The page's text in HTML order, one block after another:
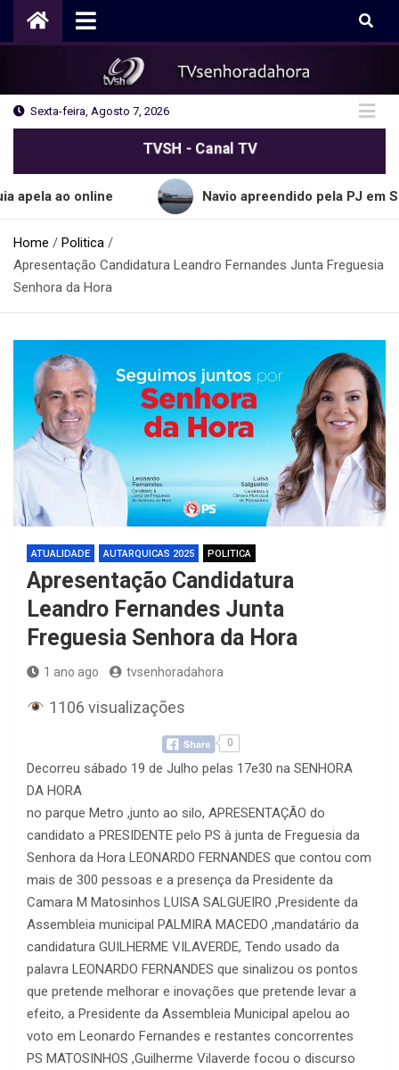
Sexta-feira, Agosto 7, 2026
TVSH - Canal TV
online Navio apreendido pela PJ em Sines
Home
Politica
Apresentação Candidatura Leandro Fernandes Junta Freguesia
Senhora da Hora
ATUALIDADE AUTARQUICAS 2025 POLITICA
Apresentação Candidatura
Leandro Fernandes Junta
Freguesia Senhora da Hora
1 ano ago tvsenhoradahora
1106 visualizações
0
Decorreu sábado 19 de Julho pelas 17e30 na SENHORA
DA HORA
no parque Metro ,junto ao silo, APRESENTAÇÃO do
candidato a PRESIDENTE pelo PS à junta de Freguesia da
Senhora da Hora LEONARDO FERNANDES que contou com
mais de 300 pessoas e a presença da Presidente da
Camara M Matosinhos LUISA SALGUEIRO ,Presidente da
Assembleia municipal PALMIRA MACEDO ,mandatário da
candidatura GUILHERME VILAVERDE, Tendo usado da
palavra LEONARDO FERNANDES que sinalizou os pontos
que pretende melhorar e inovações que pretende levar a
efeito, a Presidente da Assembleia Municipal apelou ao
voto em Leonardo Fernandes e restantes concorrentes
PS MATOSINHOS ,Guilherme Vilaverde focou o discurso